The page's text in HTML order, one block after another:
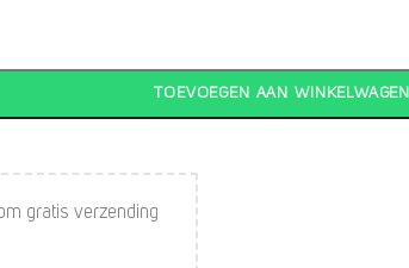
TOEVOEGEN AAN WINKELWAGEN
gratis verzending